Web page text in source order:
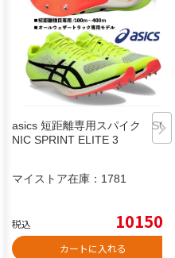
asics 短距離専用スパイク SO
NIC SPRINT ELITE 3
マイストア在庫： 1781
税込 10150
カートに入れる